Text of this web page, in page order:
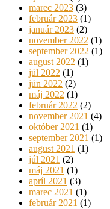
marec 2023 (3)
február 2023 (1)
január 2023 (2)
november 2022 (1)
september 2022 (1)
august 2022 (1)
júl 2022 (1)
jún 2022 (2)
máj 2022 (1)
február 2022 (2)
november 2021 (4)
október 2021 (1)
september 2021 (1)
august 2021 (1)
júl 2021 (2)
máj 2021 (1)
apríl 2021 (3)
marec 2021 (1)
február 2021 (1)